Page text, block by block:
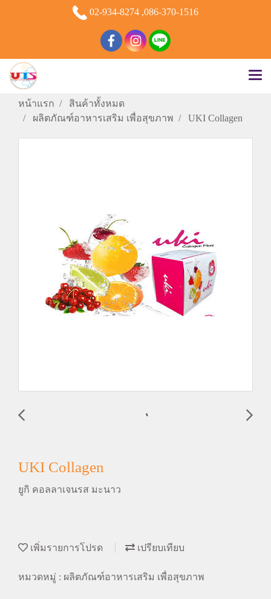
02-934-8274 ,086-370-1516
หน้าแรก
สินค้าทั้งหมด
ผลิตภัณฑ์อาหารเสริม เพื่อสุขภาพ
UKI Collagen
UKI Collagen
ยูกิ คอลลาเจนรส มะนาว
เพิ่มรายการโปรด เปรียบเทียบ
หมวดหมู่ : ผลิตภัณฑ์อาหารเสริม เพื่อสุขภาพ